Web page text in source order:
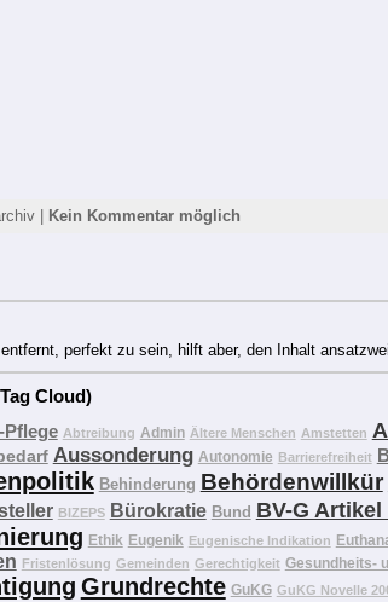
| Kein Kommentar möglich
perfekt zu sein, hilft aber, den Inhalt
Cloud)
Pflege Abtreibung Admin Ältere Menschen Amstetten
Aussonderung Autonomie Barrierefreiheit
Behinderung Behördenwillkür
BIZEPS Bürokratie Bund BV-G Artikel
Ethik Eugenik Eugenische Indikation
Fristenlösung Gemeinden Gerechtigkeit Gesundheits-
Grundrechte GuKG GuKG Novelle